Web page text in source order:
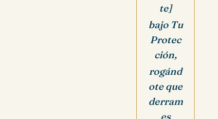
te]
bajo Tu
Protec
ción,
rogánd
ote que
derram
es